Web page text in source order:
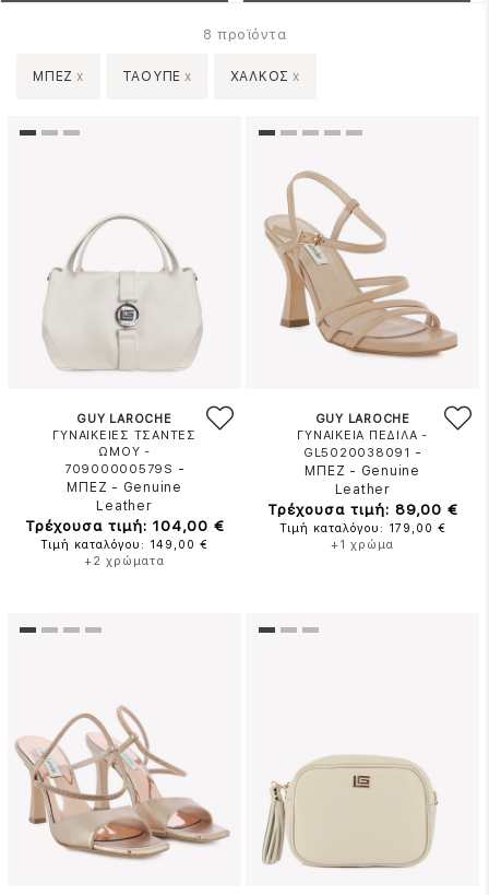
8 προϊόντα
ΜΠΕΖ x ΤΑΟΥΠΕ x ΧΑΛΚΟΣ x
GUY LAROCHE
ΓΥΝΑΙΚΕΙΕΣ ΤΣΑΝΤΕΣ
ΩΜΟΥ -
70900000579S -
ΜΠΕΖ - Genuine
Leather
Τρέχουσα τιμή: 104,00 €
Τιμή καταλόγου: 149,00 €
+2 χρώματα
GUY LAROCHE
ΓΥΝΑΙΚΕΙΑ ΠΕΔΙΛΑ -
GL5020038091 -
ΜΠΕΖ - Genuine
Leather
Τρέχουσα τιμή: 89,00 €
Τιμή καταλόγου: 179,00 €
+1 χρώμα